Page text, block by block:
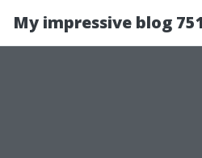
My impressive blog